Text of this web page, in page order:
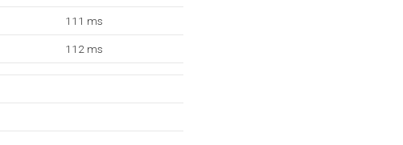
111 ms
112 ms